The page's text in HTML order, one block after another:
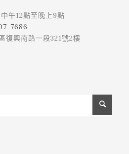
午12點至晚上9點
7686
復興南路一段321號2樓